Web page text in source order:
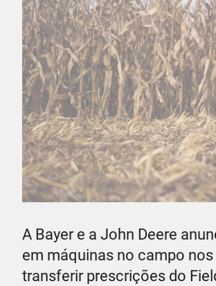
A Bayer e a John Deere
em máquinas no campo
transferir prescrições do